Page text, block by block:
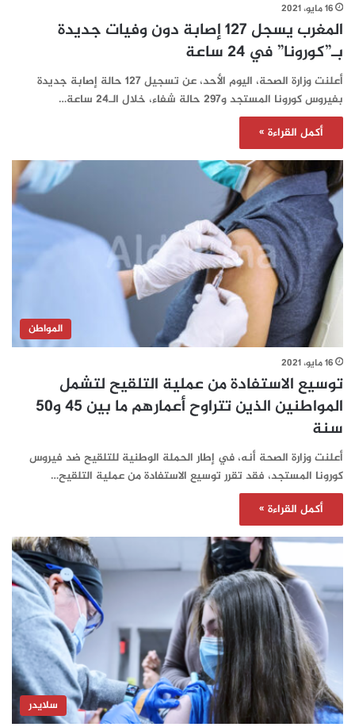
16 مايو، 2021
المغرب يسجل 127 إصابة دون وفيات جديدة
بـ”كورونا” في 24 ساعة‎‎‎‎‎‎‎‎
أعلنت وزارة الصحة، اليوم الأحد، عن تسجيل 127 حالة إصابة جديدة
بفيروس كورونا المستجد و297 حالة شفاء، خلال الـ24 ساعة…
أكمل القراءة »
المواطن
16 مايو، 2021
توسيع الاستفادة من عملية التلقيح لتشمل
المواطنين الذين تتراوح أعمارهم ما بين 45 و50
سنة
أعلنت وزارة الصحة أنه، في إطار الحملة الوطنية للتلقيح ضد فيروس
كورونا المستجد، فقد تقرر توسيع الاستفادة من عملية التلقيح…
أكمل القراءة »
سلايدر